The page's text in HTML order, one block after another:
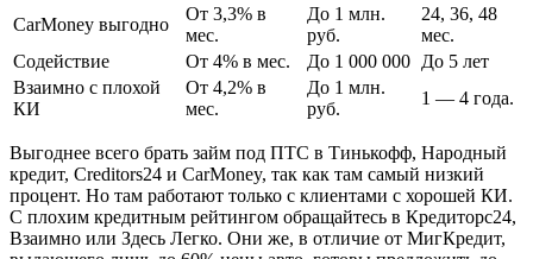
CarMoney выгодно
От 3,3% в
мес.
До 1 млн.
руб.
24, 36, 48
мес.
Содействие
От 4% в мес. До 1 000 000 До 5 лет
Взаимно с плохой
КИ
От 4,2% в
мес.
До 1 млн.
руб.
1 — 4 года.
Выгоднее всего брать займ под ПТС в Тинькофф, Народный
кредит, Creditors24 и CarMoney, так как там самый низкий
процент. Но там работают только с клиентами с хорошей КИ.
С плохим кредитным рейтингом обращайтесь в Кредиторс24,
Взаимно или Здесь Легко. Они же, в отличие от МигКредит,